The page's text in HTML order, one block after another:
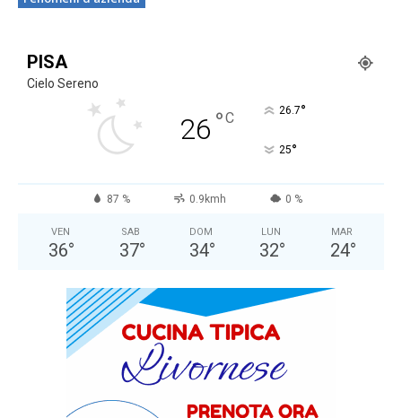
PISA
Cielo Sereno
26 °C 26.7°
25°
87 % 0.9kmh 0 %
VEN
36°
SAB
37°
DOM
34°
LUN
32°
MAR
24°